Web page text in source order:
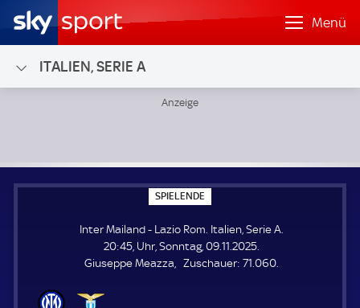
Menü
ITALIEN, SERIE A
SPIELENDE
P
E
L
E
N
Inter Mailand - Lazio Rom. Italien, Serie A.
20:45, Uhr, Sonntag, 09.11.2025.
Giuseppe Meazza
Zuschauer: Z
71.060.